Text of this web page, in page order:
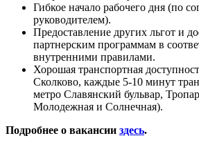
Гибкое начало рабочего дня (по
руководителем).
Предоставление других льгот и
партнерским программам в
внутренними правилами.
Хорошая транспортная
Сколково, каждые 5­­­-10 минут
метро Славянский бульвар,
Молодежная и Солнечная).
Подробнее о вакансии здесь.